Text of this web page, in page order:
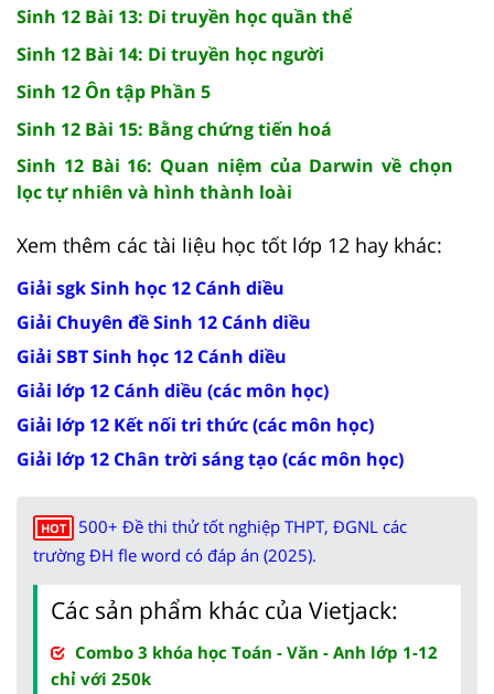
Sinh 12 Bài 13: Di truyền học quần thể
Sinh 12 Bài 14: Di truyền học người
Sinh 12 Ôn tập Phần 5
Sinh 12 Bài 15: Bằng chứng tiến hoá
Sinh 12 Bài 16: Quan niệm của Darwin về chọn
lọc tự nhiên và hình thành loài
Xem thêm các tài liệu học tốt lớp 12 hay khác:
Giải sgk Sinh học 12 Cánh diều
Giải Chuyên đề Sinh 12 Cánh diều
Giải SBT Sinh học 12 Cánh diều
Giải lớp 12 Cánh diều (các môn học)
Giải lớp 12 Kết nối tri thức (các môn học)
Giải lớp 12 Chân trời sáng tạo (các môn học)
HOT
500+ Đề thi thử tốt nghiệp THPT, ĐGNL các
trường ĐH fle word có đáp án (2025).
Các sản phẩm khác của Vietjack:
Combo 3 khóa học Toán - Văn - Anh lớp 1-12
chỉ với 250k